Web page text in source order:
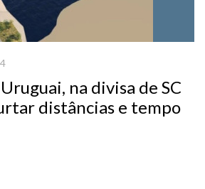
na divisa de SC
distâncias e tempo